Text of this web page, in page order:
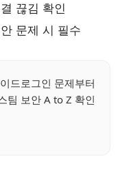
끊김 확인
문제 시 필수
드로그인 문제부터
팀 보안 A to Z 확인